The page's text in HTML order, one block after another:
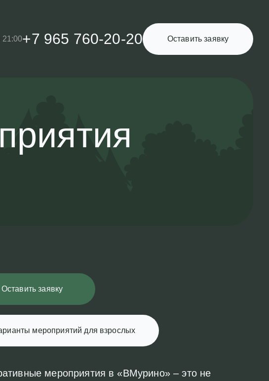
21:00+7 965 760-20-20 Оставить заявку
Оставить заявку
мероприятий для взрослых
мероприятия в «ВМурино» – это не